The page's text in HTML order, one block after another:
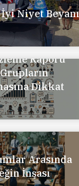
Niyet Beyanı
Raporu
Dikkat
Arasında
İnşası